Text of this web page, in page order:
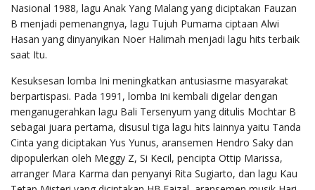
Nasional 1988, lagu Anak Yang Malang yang diciptakan Fauzan
B menjadi pemenangnya, lagu Tujuh Pumama ciptaan Alwi
Hasan yang dinyanyikan Noer Halimah menjadi lagu hits terbaik
saat Itu.
Kesuksesan lomba Ini meningkatkan antusiasme masyarakat
berpartispasi. Pada 1991, lomba Ini kembali digelar dengan
menganugerahkan lagu Bali Tersenyum yang ditulis Mochtar B
sebagai juara pertama, disusul tiga lagu hits lainnya yaitu Tanda
Cinta yang diciptakan Yus Yunus, aransemen Hendro Saky dan
dipopulerkan oleh Meggy Z, Si Kecil, pencipta Ottip Marissa,
arranger Mara Karma dan penyanyi Rita Sugiarto, dan lagu Kau